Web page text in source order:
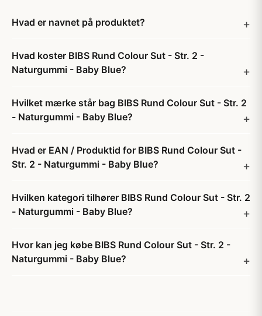
Hvad er navnet på produktet?
Hvad koster BIBS Rund Colour Sut - Str. 2 -
Naturgummi - Baby Blue?
Hvilket mærke står bag BIBS Rund Colour Sut - Str. 2
- Naturgummi - Baby Blue?
Hvad er EAN / Produktid for BIBS Rund Colour Sut -
Str. 2 - Naturgummi - Baby Blue?
Hvilken kategori tilhører BIBS Rund Colour Sut - Str. 2
- Naturgummi - Baby Blue?
Hvor kan jeg købe BIBS Rund Colour Sut - Str. 2 -
Naturgummi - Baby Blue?